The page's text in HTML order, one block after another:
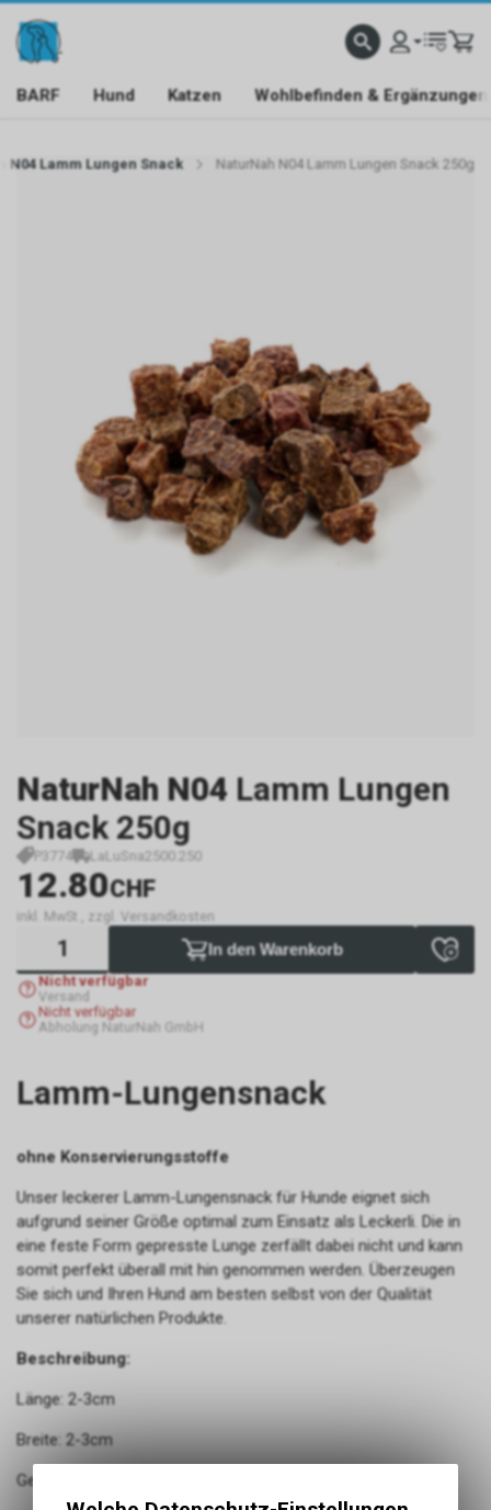
BARF Hund Katzen Wohlbefinden & Ergänzungen
N04 Lamm Lungen Snack NaturNah N04 Lamm Lungen Snack 250g
NaturNah N04 Lamm Lungen
Snack 250g
P3774 LaLuSna2500.250
12.80CHF
inkl. MwSt., zzgl. Versandkosten
In den Warenkorb
Nicht verfügbar
Versand
Nicht verfügbar
Abholung NaturNah GmbH
Lamm-Lungensnack
ohne Konservierungsstoffe
Unser leckerer Lamm-Lungensnack für Hunde eignet sich
aufgrund seiner Größe optimal zum Einsatz als Leckerli. Die in
eine feste Form gepresste Lunge zerfällt dabei nicht und kann
somit perfekt überall mit hin genommen werden. Überzeugen
Sie sich und Ihren Hund am besten selbst von der Qualität
unserer natürlichen Produkte.
Beschreibung:
Länge: 2-3cm
Breite: 2-3cm
Gewicht (5Stück): ca. 10g